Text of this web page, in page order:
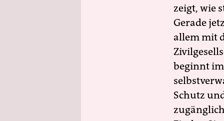
zeigt, wie
Gerade
allem mit
beginnt
Schutz